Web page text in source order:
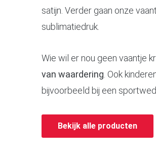
satijn. Verder gaan onze
sublimatiedruk.
Wie wil er nou geen vaantje
van waardering . Ook
bijvoorbeeld bij een
Bekijk alle producten